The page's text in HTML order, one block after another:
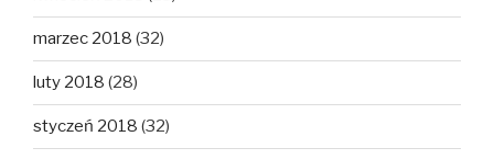
marzec 2018 (32)
luty 2018 (28)
styczeń 2018 (32)